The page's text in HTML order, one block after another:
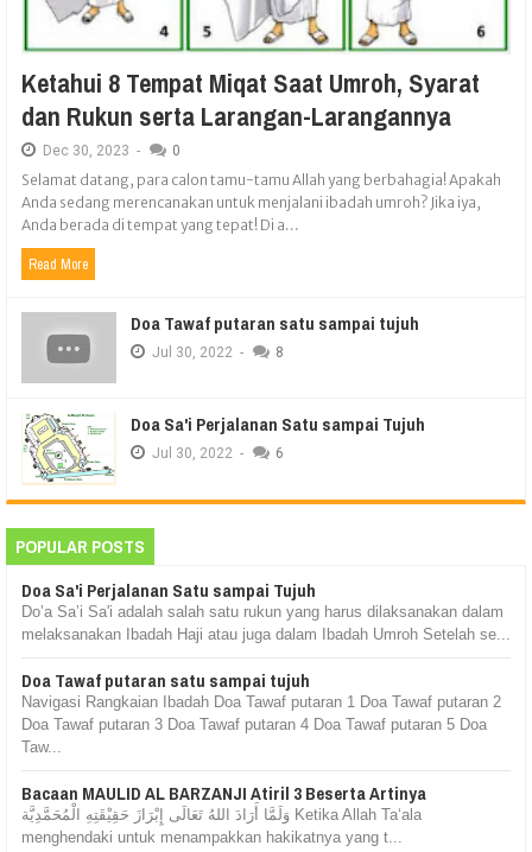
Ketahui 8 Tempat Miqat Saat Umroh, Syarat
dan Rukun serta Larangan-Larangannya
Dec 30, 2023 - 0
Selamat datang, para calon tamu-tamu Allah yang berbahagia! Apakah
Anda sedang merencanakan untuk menjalani ibadah umroh? Jika iya,
Anda berada di tempat yang tepat! Di a...
Read More
Doa Tawaf putaran satu sampai tujuh
Jul 30, 2022 - 8
Doa Sa'i Perjalanan Satu sampai Tujuh
Jul 30, 2022 - 6
POPULAR POSTS
Doa Sa'i Perjalanan Satu sampai Tujuh
Do’a Sa’i Sa'i adalah salah satu rukun yang harus dilaksanakan dalam
melaksanakan Ibadah Haji atau juga dalam Ibadah Umroh Setelah se...
Doa Tawaf putaran satu sampai tujuh
Navigasi Rangkaian Ibadah Doa Tawaf putaran 1 Doa Tawaf putaran 2
Doa Tawaf putaran 3 Doa Tawaf putaran 4 Doa Tawaf putaran 5 Doa
Taw...
Bacaan MAULID AL BARZANJI Atiril 3 Beserta Artinya
وَلَمَّا أَرَادَ اللهُ تَعَالَى إِبْرَازَ حَقِيْقَتِهِ الْمُحَمَّدِيَّة Ketika Allah Ta‘ala
menghendaki untuk menampakkan hakikatnya yang t...